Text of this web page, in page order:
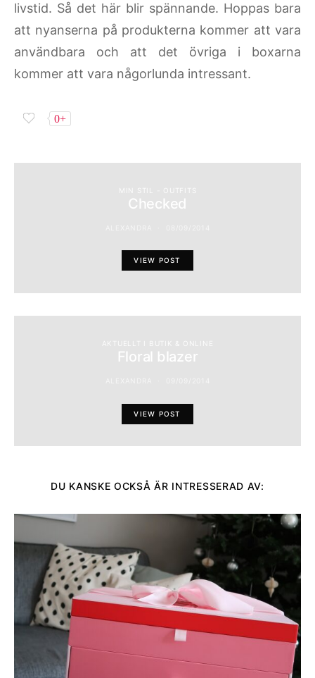
livstid. Så det här blir spännande. Hoppas bara
att nyanserna på produkterna kommer att vara
användbara och att det övriga i boxarna
kommer att vara någorlunda intressant.
0+
MIN STIL - OUTFITS
Checked
VIEW POST
AKTUELLT I BUTIK & ONLINE
Floral blazer
VIEW POST
DU KANSKE OCKSÅ ÄR INTRESSERAD AV: